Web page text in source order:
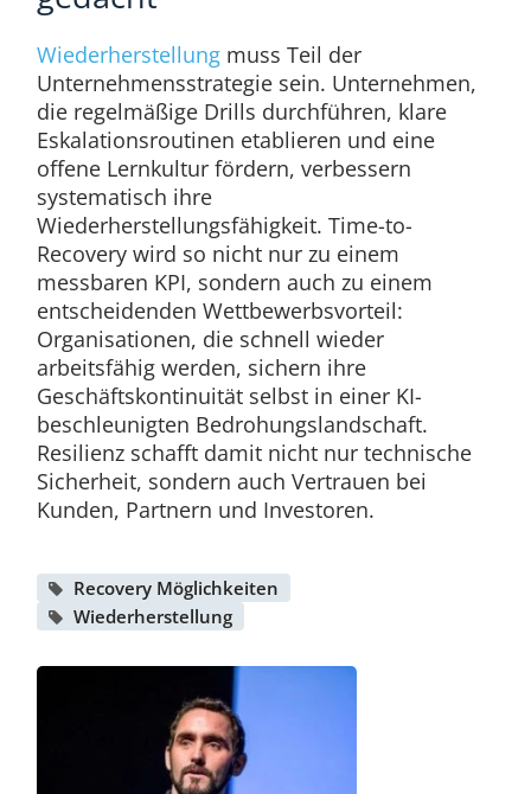
Wiederherstellungmuss Teil der
Unternehmensstrategie sein. Unternehmen,
die regelmäßige Drills durchführen, klare
Eskalationsroutinen etablieren und eine
offene Lernkultur fördern, verbessern
systematisch ihre
Wiederherstellungsfähigkeit. Time-to-
Recovery wird so nicht nur zu einem
messbaren KPI, sondern auch zu einem
entscheidenden Wettbewerbsvorteil:
Organisationen, die schnell wieder
arbeitsfähig werden, sichern ihre
Geschäftskontinuität selbst in einer KI-
beschleunigten Bedrohungslandschaft.
Resilienz schafft damit nicht nur technische
Sicherheit, sondern auch Vertrauen bei
Kunden, Partnern und Investoren.
Recovery Möglichkeiten
Wiederherstellung